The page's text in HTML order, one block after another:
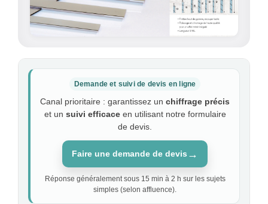
Demande et suivi de devis en ligne
Canal prioritaire : garantissez un chiffrage précis
et un suivi efficaceen utilisant notre formulaire
de devis.
Faire une demande de devis →
Réponse généralement sous 15 min à 2 h sur les sujets
simples (selon affluence).